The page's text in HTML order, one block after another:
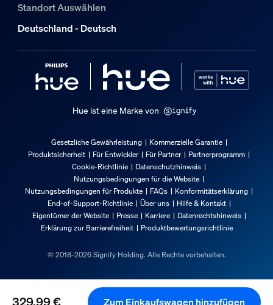
329,99 € Zum Einkaufswagen hinzufügen
8718696176474
Nettogewicht
4,55 kg
Bruttogewicht
100 mm
Länge
Breite
600 mm
Material-Nummer (12NC)
Gesamte Höhe
Standort Auswählen
Deutschland - Deutsch
Hue ist eine Marke von
Gesetzliche Gewährleistung
Kommerzielle Garantie
Produktsicherheit
Für Entwickler Für Partner
Partnerprogramm
Cookie-Richtlinie
Datenschutzhinweis
Nutzungsbedingungen für die Website
Nutzungsbedingungen für Produkte
FAQs
Konformitätserklärung
End-of-Support-Richtlinie
Über uns
Hilfe & Kontakt
Eigentümer der Website
Presse Karriere
Datenrechtshinweis
Erklärung zur Barrierefreiheit
Produktbewertungsrichtlinie
© 2018-2026 Signify Holding. Alle Rechte vorbehalten.